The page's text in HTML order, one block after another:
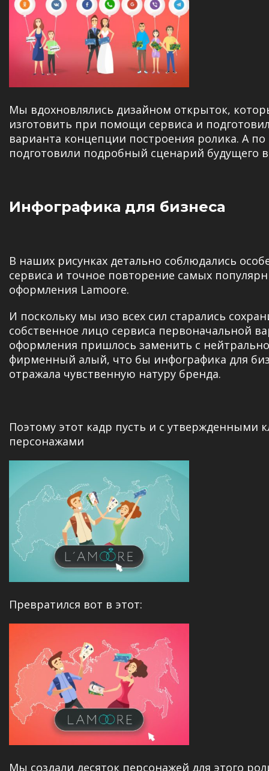
Мы вдохновлялись дизайном открыток,
изготовить при помощи сервиса и
варианта концепции построения ролика. А
подготовили подробный сценарий будущего
Инфографика для бизнеса
В наших рисунках детально соблюдались
сервиса и точное повторение самых
оформления Lamoore.
И поскольку мы изо всех сил старались
собственное лицо сервиса первоначальной
оформления пришлось заменить с
фирменный алый, что бы инфографика для
отражала чувственную натуру бренда.
Поэтому этот кадр пусть и с утвержденными
персонажами
Превратился вот в этот:
Мы создали десяток персонажей для этого